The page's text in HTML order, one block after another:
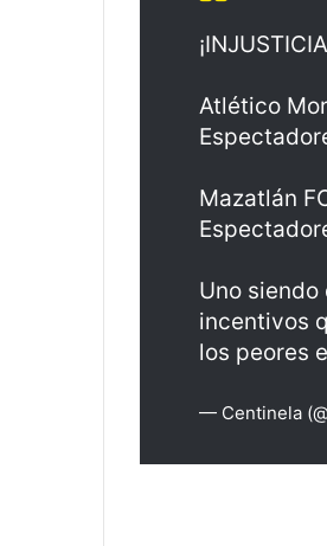
Atlético
Mazatlán
Uno
incentivos
los peores
— Centinela